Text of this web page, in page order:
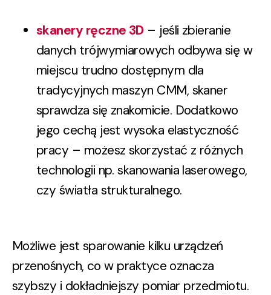
skanery ręczne 3D – jeśli zbieranie
danych trójwymiarowych odbywa się w
miejscu trudno dostępnym dla
tradycyjnych maszyn CMM, skaner
sprawdza się znakomicie. Dodatkowo
jego cechą jest wysoka elastyczność
pracy – możesz skorzystać z różnych
technologii np. skanowania laserowego,
czy światła strukturalnego.
Możliwe jest sparowanie kilku urządzeń
przenośnych, co w praktyce oznacza
szybszy i dokładniejszy pomiar przedmiotu.